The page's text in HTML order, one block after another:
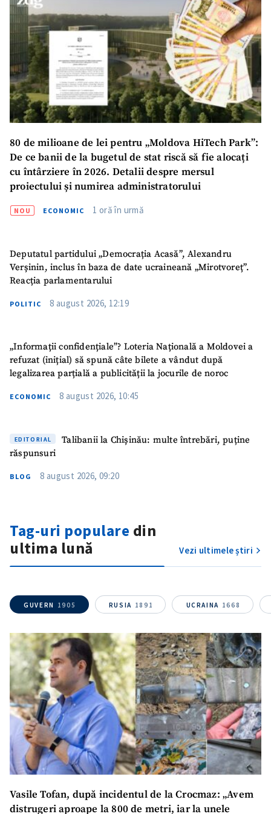
80 de milioane de lei pentru „Moldova HiTech Park”:
De ce banii de la bugetul de stat riscă să fie alocați
cu întârziere în 2026. Detalii despre mersul
proiectului și numirea administratorului
NOU ECONOMIC 1 oră în urmă
Deputatul partidului „Democrația Acasă”, Alexandru
Verșinin, inclus în baza de date ucraineană „Mirotvoreț”.
Reacția parlamentarului
POLITIC 8 august 2026, 12:19
„Informații confidențiale”? Loteria Națională a Moldovei a
refuzat (inițial) să spună câte bilete a vândut după
legalizarea parțială a publicității la jocurile de noroc
ECONOMIC 8 august 2026, 10:45
EDITORIAL
Talibanii la Chișinău: multe întrebări, puține
răspunsuri
BLOG 8 august 2026, 09:20
Tag-uri populare din
ultima lună
Vezi ultimele știri
GUVERN 1905 RUSIA 1891 UCRAINA 1668
Vasile Tofan, după incidentul de la Crocmaz: „Avem
distrugeri aproape la 800 de metri, iar la unele
confidențialitate.
TRIMITE ȘTIREA